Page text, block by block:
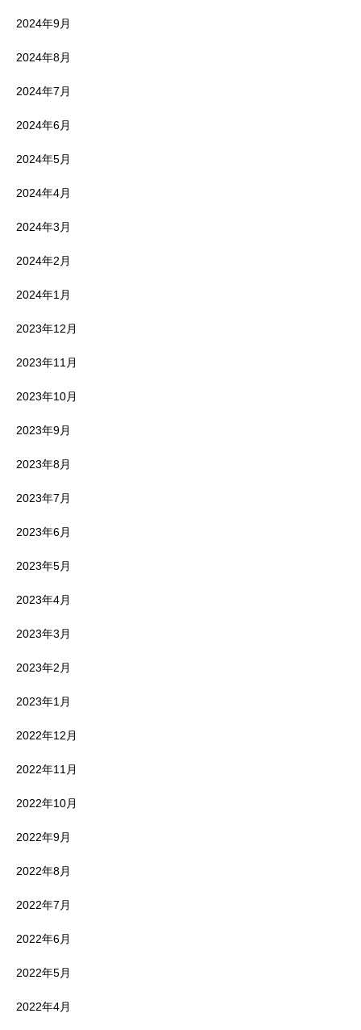
2024年9月
2024年8月
2024年7月
2024年6月
2024年5月
2024年4月
2024年3月
2024年2月
2024年1月
2023年12月
2023年11月
2023年10月
2023年9月
2023年8月
2023年7月
2023年6月
2023年5月
2023年4月
2023年3月
2023年2月
2023年1月
2022年12月
2022年11月
2022年10月
2022年9月
2022年8月
2022年7月
2022年6月
2022年5月
2022年4月